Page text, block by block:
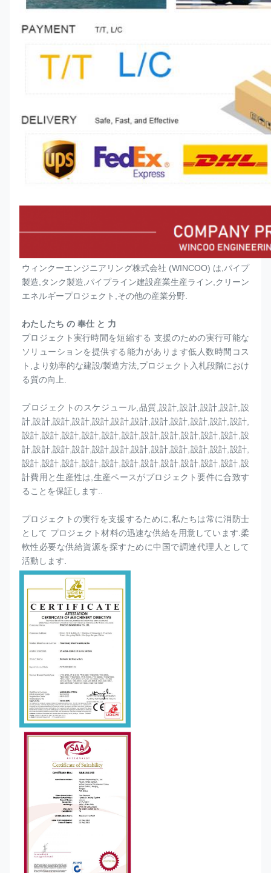
ウィンクーエンジニアリング株式会社 (WINCOO) は,パイプ
製造,タンク製造,パイプライン建設産業生産ライン,クリーン
エネルギープロジェクト,その他の産業分野.
わたしたち の 奉仕 と 力
プロジェクト実行時間を短縮する 支援のための実行可能な
ソリューションを提供する能力があります低人数時間コス
ト,より効率的な建設/製造方法,プロジェクト入札段階におけ
る質の向上.
プロジェクトのスケジュール,品質,設計,設計,設計,設計,設
計,設計,設計,設計,設計,設計,設計,設計,設計,設計,設計,設計,
設計,設計,設計,設計,設計,設計,設計,設計,設計,設計,設計,設
計,設計,設計,設計,設計,設計,設計,設計,設計,設計,設計,設計,
設計,設計,設計,設計,設計,設計,設計,設計,設計,設計,設計,設
計費用と生産性は,生産ペースがプロジェクト要件に合致す
ることを保証します..
プロジェクトの実行を支援するために,私たちは常に消防士
として プロジェクト材料の迅速な供給を用意しています.柔
軟性必要な供給資源を探すために中国で調達代理人として
活動します.